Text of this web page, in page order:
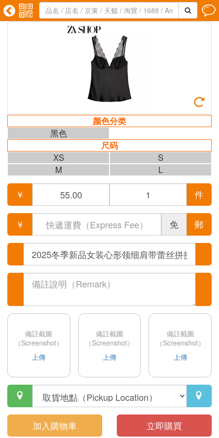
   

颜色分类
黑色
尺码
XS
S
M
L
￥ 件
￥ 免 郵
備註截圖
（Screenshot）
上傳
備註截圖
（Screenshot）
上傳
備註截圖
（Screenshot）
上傳
 
加入購物車 立即購買